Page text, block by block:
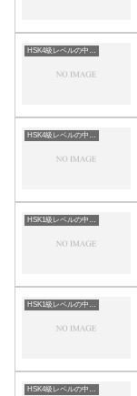
HSK4級レベルの中国語
HSK4級レベルの中国語
HSK1級レベルの中国語
HSK1級レベルの中国語